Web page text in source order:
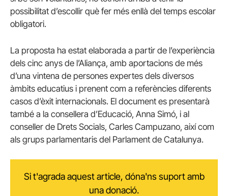
possibilitat d’escollir què fer més enllà del temps escolar
obligatori.
La proposta ha estat elaborada a partir de l’experiència
dels cinc anys de l’Aliança, amb aportacions de més
d’una vintena de persones expertes dels diversos
àmbits educatius i prenent com a referències diferents
casos d’èxit internacionals. El document es presentarà
també a la consellera d’Educació, Anna Simó, i al
conseller de Drets Socials, Carles Campuzano, així com
als grups parlamentaris del Parlament de Catalunya.
Si t'agrada aquest article, dóna'ns suport amb
una donació.